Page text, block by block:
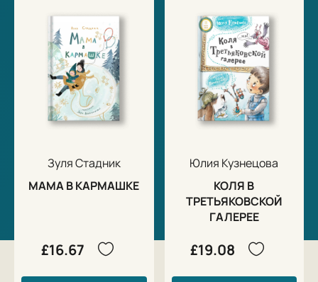
Зуля Стадник
МАМА В КАРМАШКЕ
£16.67
Юлия Кузнецова
КОЛЯ В
ТРЕТЬЯКОВСКОЙ
ГАЛЕРЕЕ
£19.08